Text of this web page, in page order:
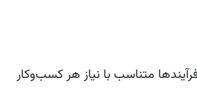
متناسب با نیاز هر کسب‌وکار